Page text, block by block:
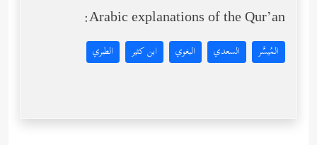
Arabic explanations of the Qur’an:
المُيسَّر السعدي البغوي ابن كثير الطبري